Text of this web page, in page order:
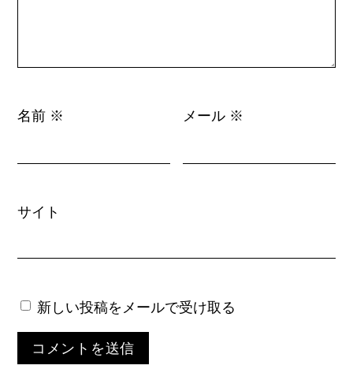
名前 ※ メール ※
サイト
新しい投稿をメールで受け取る